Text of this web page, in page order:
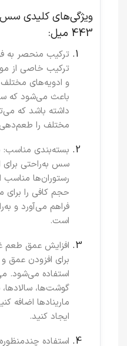
ویژگی‌های کلیدی
443 میل:
ترکیب منحصر به
ترکیب خاصی از
و ادویه‌های
باعث می‌شود که
داشته باشد که
مختلف را
بسته‌بندی مناسب
سس به‌راحتی برای
رستوران‌ها
حجم کافی را
فراهم می‌آورد و
است.
افزایش عمق طعم
برای افزودن عمق
استفاده می‌شود.
گوشت‌ها،
مارینادها
ایجاد کنید.
استفاده چندمنظوره